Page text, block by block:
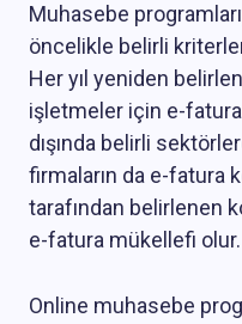
Muhasebe
öncelikle belirli
Her yıl yeniden
işletmeler için e-
dışında belirli
firmaların da e-fatura
tarafından belirlenen
e-fatura mükellefi olur.
Online muhasebe